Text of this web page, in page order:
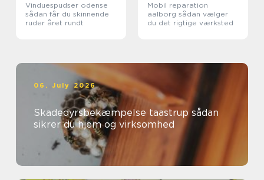
Vinduespudser odense
sådan får du skinnende
ruder året rundt
Mobil reparation
aalborg sådan vælger
du det rigtige værksted
06. July 2026
Skadedyrsbekæmpelse taastrup sådan
sikrer du hjem og virksomhed